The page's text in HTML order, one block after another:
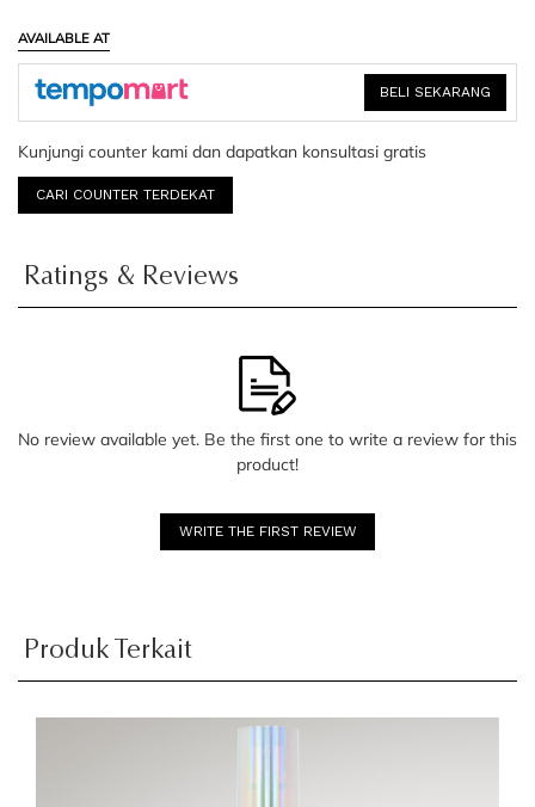
AVAILABLE AT
BELI SEKARANG
Kunjungi counter kami dan dapatkan konsultasi gratis
CARI COUNTER TERDEKAT
Ratings & Reviews
No review available yet. Be the first one to write a review for this
product!
WRITE THE FIRST REVIEW
Produk Terkait